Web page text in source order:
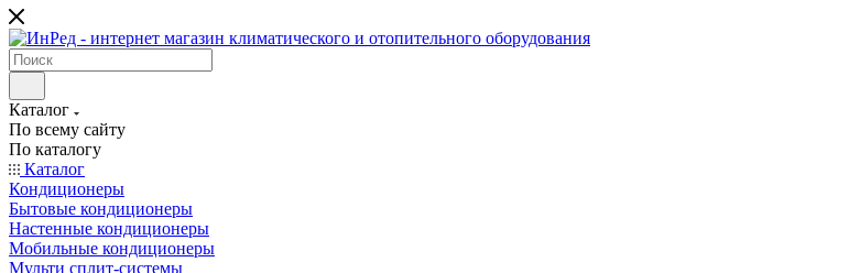
Каталог
По всему сайту
По каталогу
Каталог
Кондиционеры
Бытовые кондиционеры
Настенные кондиционеры
Мобильные кондиционеры
Мульти сплит-системы